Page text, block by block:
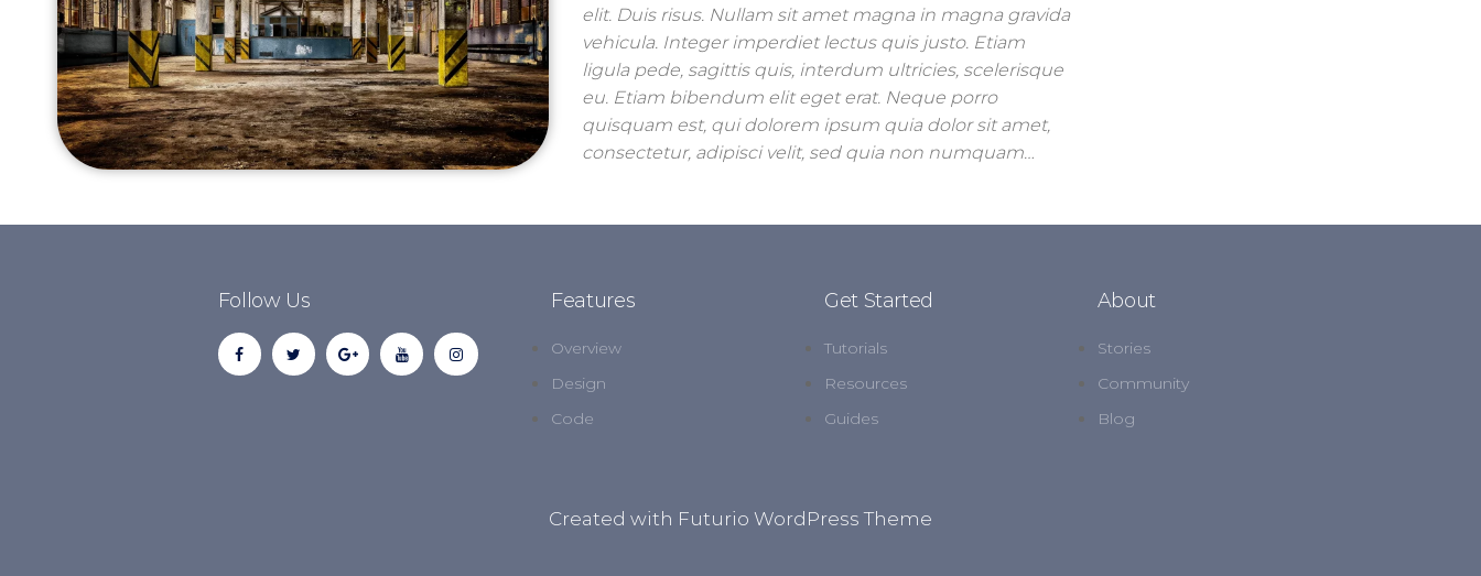
elit. Duis risus. Nullam sit amet magna in magna gravida
vehicula. Integer imperdiet lectus quis justo. Etiam
ligula pede, sagittis quis, interdum ultricies, scelerisque
eu. Etiam bibendum elit eget erat. Neque porro
quisquam est, qui dolorem ipsum quia dolor sit amet,
consectetur, adipisci velit, sed quia non numquam…
Follow Us Features
Overview
Design
Code
Get Started
Tutorials
Resources
Guides
About
Stories
Community
Blog
Created with Futurio WordPress Theme